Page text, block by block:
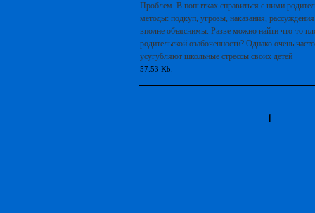
Проблем. В попытках справиться с ними
методы: подкуп, угрозы, наказания,
вполне объяснимы. Разве можно найти что-то
родительской озабоченности? Однако очень
усугубляют школьные стрессы своих детей
57.53 Kb.
1